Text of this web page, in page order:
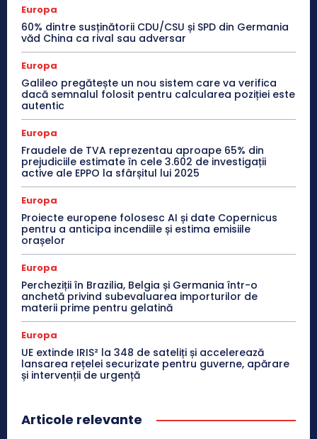
Europa
60% dintre susținătorii CDU/CSU și SPD din Germania
văd China ca rival sau adversar
Europa
Galileo pregătește un nou sistem care va verifica
dacă semnalul folosit pentru calcularea poziției este
autentic
Europa
Fraudele de TVA reprezentau aproape 65% din
prejudiciile estimate în cele 3.602 de investigații
active ale EPPO la sfârșitul lui 2025
Europa
Proiecte europene folosesc AI și date Copernicus
pentru a anticipa incendiile și estima emisiile
orașelor
Europa
Percheziții în Brazilia, Belgia și Germania într-o
anchetă privind subevaluarea importurilor de
materii prime pentru gelatină
Europa
UE extinde IRIS² la 348 de sateliți și accelerează
lansarea rețelei securizate pentru guverne, apărare
și intervenții de urgență
Articole relevante